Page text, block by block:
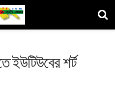
ইউটিউবের শর্ট